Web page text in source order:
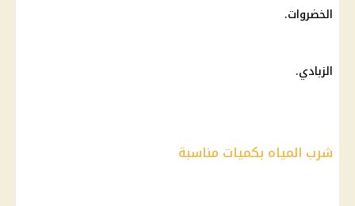
الخضروات.
الزبادي.
شرب المياه بكميات مناسبة